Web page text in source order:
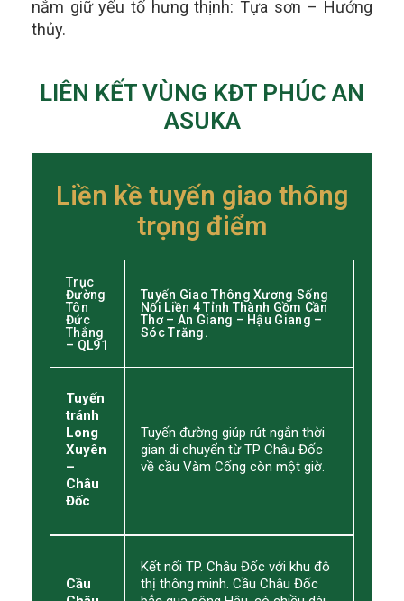
nắm giữ yếu tố hưng thịnh: Tựa sơn – Hướng
thủy.
LIÊN KẾT VÙNG KĐT PHÚC AN
ASUKA
Liền kề tuyến giao thông
trọng điểm
Trục
Đường
Tôn
Đức
Thắng
– QL91
Tuyến Giao Thông Xương Sống
Nối Liền 4 Tỉnh Thành Gồm Cần
Thơ – An Giang – Hậu Giang –
Sóc Trăng.
Tuyến
tránh
Long
Xuyên
–
Châu
Đốc
Tuyến đường giúp rút ngắn thời
gian di chuyển từ TP Châu Đốc
về cầu Vàm Cống còn một giờ.
Cầu
Kết nối TP. Châu Đốc với khu đô
thị thông minh. Cầu Châu Đốc